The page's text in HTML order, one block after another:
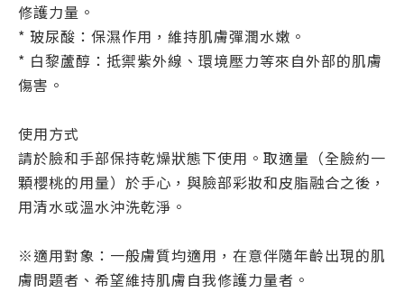
修護力量。
* 玻尿酸：保濕作用，維持肌膚彈潤水嫩。
* 白黎蘆醇：抵禦紫外線、環境壓力等來自外部的肌膚
傷害。
使用方式
請於臉和手部保持乾燥狀態下使用。取適量（全臉約一
顆櫻桃的用量）於手心，與臉部彩妝和皮脂融合之後，
用清水或溫水沖洗乾淨。
※適用對象：一般膚質均適用，在意伴隨年齡出現的肌
膚問題者、希望維持肌膚自我修護力量者。